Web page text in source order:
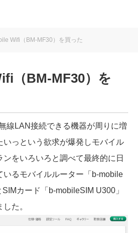
Wifi（BM-MF30）を買った
（BM-MF30）を
線LAN接続できる機器が周りに増
いっという欲求が爆発しモバイル
ンをいろいろと調べて最終的に日
いるモバイルルーター「b-mobile
カード「b-mobileSIM U300」
た。